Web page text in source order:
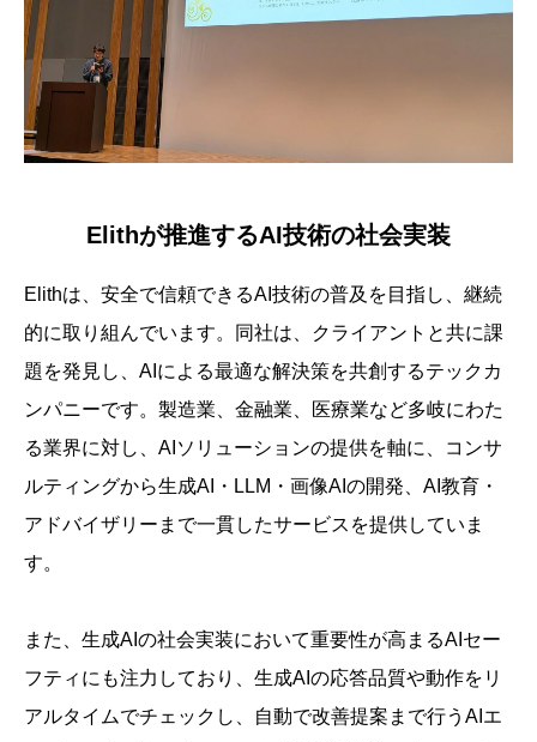
Elithが推進するAI技術の社会実装
Elithは、安全で信頼できるAI技術の普及を目指し、継続
的に取り組んでいます。同社は、クライアントと共に課
題を発見し、AIによる最適な解決策を共創するテックカ
ンパニーです。製造業、金融業、医療業など多岐にわた
る業界に対し、AIソリューションの提供を軸に、コンサ
ルティングから生成AI・LLM・画像AIの開発、AI教育・
アドバイザリーまで一貫したサービスを提供していま
す。
また、生成AIの社会実装において重要性が高まるAIセー
フティにも注力しており、生成AIの応答品質や動作をリ
アルタイムでチェックし、自動で改善提案まで行うAIエ